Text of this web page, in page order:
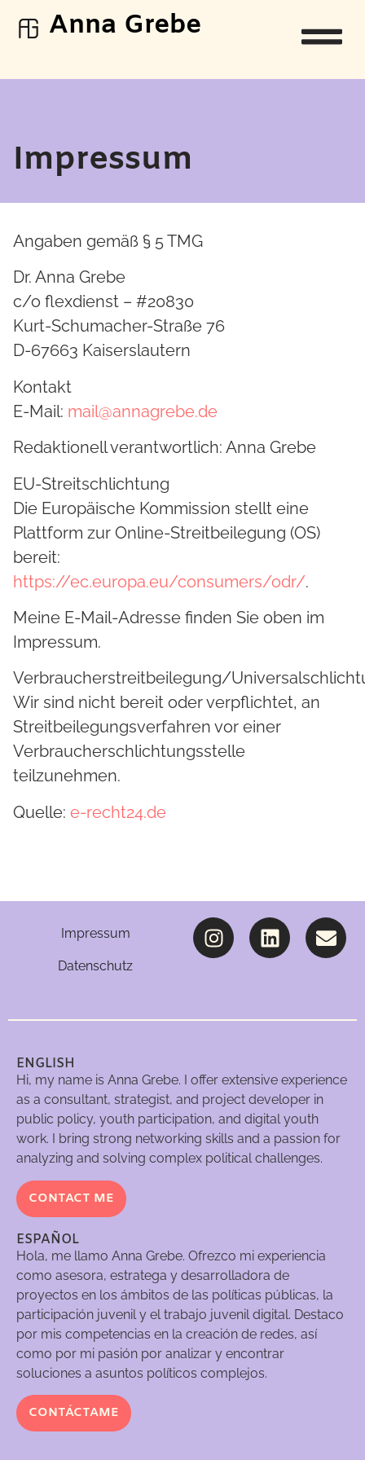
Anna Grebe
Impressum
Angaben gemäß § 5 TMG
Dr. Anna Grebe
c/o flexdienst – #20830
Kurt-Schumacher-Straße 76
D-67663 Kaiserslautern
Kontakt
E-Mail: mail@annagrebe.de
Redaktionell verantwortlich: Anna Grebe
EU-Streitschlichtung
Die Europäische Kommission stellt eine
Plattform zur Online-Streitbeilegung (OS)
bereit:
https://ec.europa.eu/consumers/odr/.
Meine E-Mail-Adresse finden Sie oben im
Impressum.
Verbraucherstreitbeilegung/
Wir sind nicht bereit oder verpflichtet, an
Streitbeilegungsverfahren vor einer
Verbraucherschlichtungsstelle
teilzunehmen.
Quelle: e-recht24.de
Impressum
Datenschutz
ENGLISH
Hi, my name is Anna Grebe. I offer extensive experience
as a consultant, strategist, and project developer in
public policy, youth participation, and digital youth
work. I bring strong networking skills and a passion for
analyzing and solving complex political challenges.
CONTACT ME
ESPAÑOL
Hola, me llamo Anna Grebe. Ofrezco mi experiencia
como asesora, estratega y desarrolladora de
proyectos en los ámbitos de las políticas públicas, la
participación juvenil y el trabajo juvenil digital. Destaco
por mis competencias en la creación de redes, así
como por mi pasión por analizar y encontrar
soluciones a asuntos políticos complejos.
CONTÁCTAME